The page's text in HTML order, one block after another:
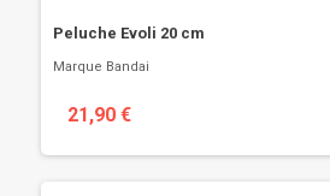
Peluche Evoli 20 cm
Marque Bandai
21,90 €